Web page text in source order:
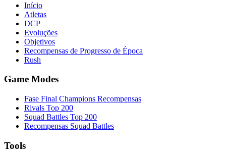
Início
Atletas
DCP
Evoluções
Objetivos
Recompensas de Progresso de Época
Rush
Game Modes
Fase Final Champions Recompensas
Rivals Top 200
Squad Battles Top 200
Recompensas Squad Battles
Tools